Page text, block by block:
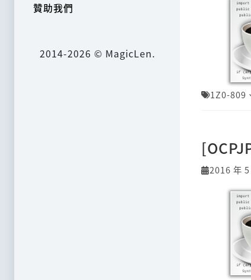
贊助我們
2014-2026 © MagicLen.
1Z0-809 、
2016 年